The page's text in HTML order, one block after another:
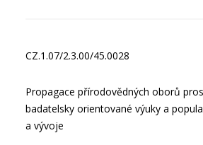
CZ.1.07/2.3.00/45.0028
Propagace přírodovědných oborů
badatelsky orientované výuky a
a vývoje